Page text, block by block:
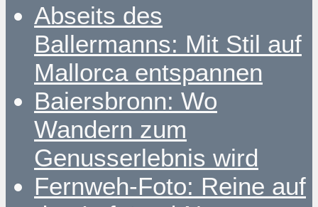
Abseits des
Ballermanns: Mit Stil auf
Mallorca entspannen
Baiersbronn: Wo
Wandern zum
Genusserlebnis wird
Fernweh-Foto: Reine auf